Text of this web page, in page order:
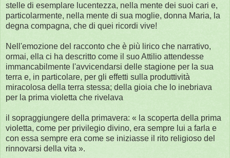
stelle di esemplare lucentezza, nella mente dei suoi cari e,
particolarmente, nella mente di sua moglie, donna Maria, la
degna compagna, che di quei ricordi vive!
Nell'emozione del racconto che è più lirico che narrativo,
ormai, ella ci ha descritto come il suo Attilio attendesse
immancabilmente l'avvicendarsi delle stagione per la sua
terra e, in particolare, per gli effetti sulla produttività
miracolosa della terra stessa; della gioia che lo inebriava
per la prima violetta che rivelava
il sopraggiungere della primavera: « la scoperta della prima
violetta, come per privilegio divino, era sempre lui a farla e
con essa sempre era come se iniziasse il rito religioso del
rinnovarsi della vita ».